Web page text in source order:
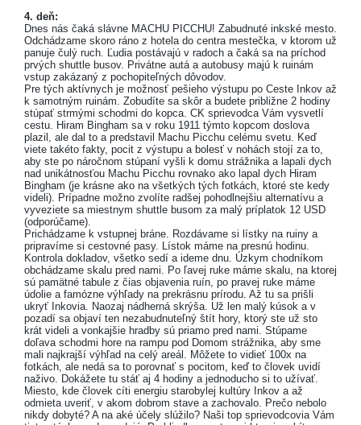
4. deň:
Dnes nás čaká slávne MACHU PICCHU! Zabudnuté inkské mesto.
Odchádzame skoro ráno z hotela do centra mestečka, v ktorom už
panuje čulý ruch. Ľudia postávajú v radoch a čaká sa na príchod
prvých shuttle busov. Privátne autá a autobusy majú k ruinám
vstup zakázaný z pochopiteľných dôvodov.
Pre tých aktívnych je možnosť pešieho výstupu po Ceste Inkov až
k samotným ruinám. Zobudíte sa skôr a budete približne 2 hodiny
stúpať strmými schodmi do kopca. CK sprievodca Vám vysvetlí
cestu. Hiram Bingham sa v roku 1911 týmto kopcom doslova
plazil, ale dal to a predstavil Machu Picchu celému svetu. Keď
viete takéto fakty, pocit z výstupu a bolesť v nohách stojí za to,
aby ste po náročnom stúpaní vyšli k domu strážnika a lapali dych
nad unikátnosťou Machu Picchu rovnako ako lapal dych Hiram
Bingham (je krásne ako na všetkých tých fotkách, ktoré ste kedy
videli). Prípadne možno zvolíte radšej pohodlnejšiu alternatívu a
vyveziete sa miestnym shuttle busom za malý príplatok 12 USD
(odporúčame).
Prichádzame k vstupnej bráne. Rozdávame si lístky na ruiny a
pripravíme si cestovné pasy. Lístok máme na presnú hodinu.
Kontrola dokladov, všetko sedí a ideme dnu. Úzkym chodníkom
obchádzame skalu pred nami. Po ľavej ruke máme skalu, na ktorej
sú pamätné tabule z čias objavenia ruín, po pravej ruke máme
údolie a famózne výhľady na prekrásnu prírodu. Až tu sa prišli
ukryť Inkovia. Naozaj nádherná skrýša. Už len malý kúsok a v
pozadí sa objaví ten nezabudnuteľný štít hory, ktorý ste už sto
krát videli a vonkajšie hradby sú priamo pred nami. Stúpame
doľava schodmi hore na rampu pod Domom strážnika, aby sme
mali najkrajší výhľad na celý areál. Môžete to vidieť 100x na
fotkách, ale nedá sa to porovnať s pocitom, keď to človek uvidí
naživo. Dokážete tu stáť aj 4 hodiny a jednoducho si to užívať.
Miesto, kde človek cíti energiu starobylej kultúry Inkov a až
odmieta uveriť, v akom dobrom stave a zachovalo. Prečo nebolo
nikdy dobyté? A na aké účely slúžilo? Naši top sprievodcovia Vám